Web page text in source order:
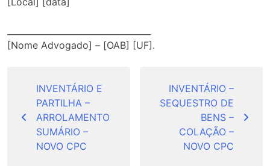
[Nome Advogado] – [OAB] [UF].
Post
INVENTÁRIO E
PARTILHA –
ARROLAMENTO
SUMÁRIO –
NOVO CPC
INVENTÁRIO –
SEQUESTRO DE
BENS –
COLAÇÃO –
NOVO CPC